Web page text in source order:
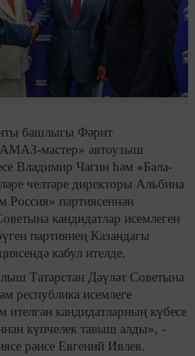
башлыгы Фәрит
мастер» автоузыш
Владимир Чагин һәм «Бала-
челтәре директоры Альбина
Россия» партиясеннән
кандидатлар исемлеген
партиянең Казандагы
кабул ителде.
Татарстан Дәүләт Советына
республика исемлеге
ителгән кандидатларның күбесе
күпчелек тавыш алды», -
рәисе Евгений Ивлев.